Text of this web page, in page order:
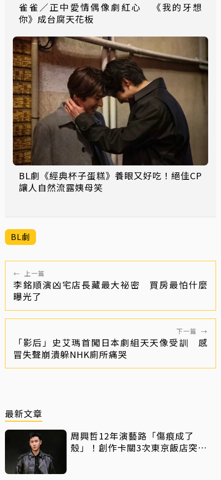
雀雀／正中愛情偶像劇紅心 《我的牙想
你》成台腐天花板
BL劇《經典杯子蛋糕》養眼又好吃！絕佳CP
讓人自然流露姨母笑
BL劇
← 上一篇
李銘順演凶宅店長藏最大祕密 買房最怕什麼
曝光了
下一篇 →
「影后」史艾瑪首闖日本劇組天天像受訓 感
冒失聲崩潰躲NHK廁所痛哭
最新文章
周興哲12年演藝路「傷痕成了
殼」！創作卡關3次東京飯店突找